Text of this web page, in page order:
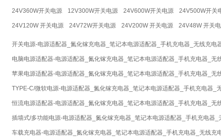
24V360W开关电源 12V300W开关电源 24V600W开关电源 24V500W开关
24V120W 开关电源 24V72W开关电源 24V200W 开关电源 24V48W 开关
开关电源-电源适配器_氮化镓充电器_笔记本电源适配器_手机充电器_无线充电
电脑电源适配器-电源适配器_氮化镓充电器_笔记本电源适配器_手机充电器_无
苹果电源适配器-电源适配器_氮化镓充电器_笔记本电源适配器_手机充电器_无
TYPE-C/微软电源-电源适配器_氮化镓充电器_笔记本电源适配器_手机充电器_
恒流电源适配器-电源适配器_氮化镓充电器_笔记本电源适配器_手机充电器_无
插墙式/多功能电源-电源适配器_氮化镓充电器_笔记本电源适配器_手机充电器
车载充电器-电源适配器_氮化镓充电器_笔记本电源适配器_手机充电器_无线充